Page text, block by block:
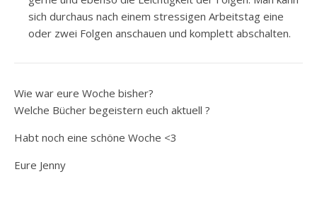
sich durchaus nach einem stressigen Arbeitstag eine
oder zwei Folgen anschauen und komplett abschalten.
Wie war eure Woche bisher?
Welche Bücher begeistern euch aktuell ?
Habt noch eine schöne Woche <3
Eure Jenny